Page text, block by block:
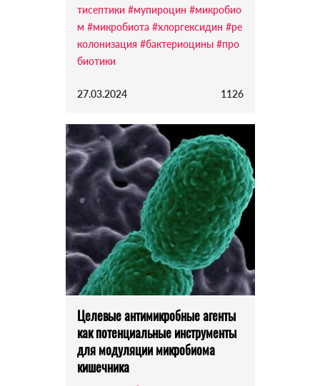
тисептики #мупироцин #микробио
м #микробиота #хлоргексидин #ре
колонизация #бактериоцины #про
биотики
27.03.2024 1126
Целевые антимикробные агенты
как потенциальные инструменты
для модуляции микробиома
кишечника